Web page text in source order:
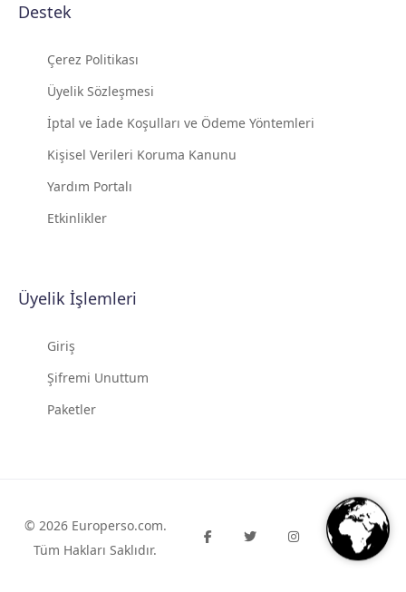
Destek
Çerez Politikası
Üyelik Sözleşmesi
İptal ve İade Koşulları ve Ödeme Yöntemleri
Kişisel Verileri Koruma Kanunu
Yardım Portalı
Etkinlikler
Üyelik İşlemleri
Giriş
Şifremi Unuttum
Paketler
© 2026 Europerso.com.
Tüm Hakları Saklıdır.